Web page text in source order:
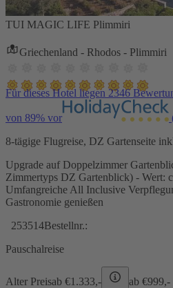
TUI MAGIC LIFE Plimmiri
Griechenland - Rhodos - Plimmiri
Für dieses Hotel liegen 2346
von 89% vor
8-tägige Flugreise, DZ Gartenseite
Upgrade auf Doppelzimmer
Zimmertyps DZ Gartenblick) - Wert:
Umfangreiche All Inclusive
Gastronomie genießen
253514Bestellnr.:
Pauschalreise
Alter Preisab €1.333,- ab €999,-